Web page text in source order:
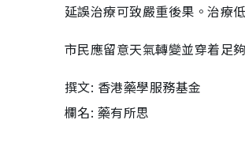
延誤治療可致嚴重後果。治療
市民應留意天氣轉變並穿着足
撰文: 香港藥學服務基金
欄名: 藥有所思